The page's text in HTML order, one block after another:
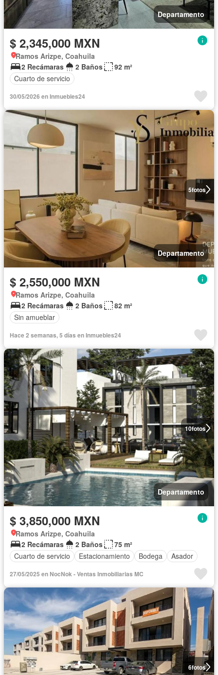
Departamento
$ 2,345,000 MXN
Ramos Arizpe, Coahuila
2 Recámaras
2 Baños
92 m²
Cuarto de servicio
30/05/2026 en Inmuebles24
5fotos
Departamento
$ 2,550,000 MXN
Ramos Arizpe, Coahuila
2 Recámaras
2 Baños
82 m²
Sin amueblar
Hace 2 semanas, 5 días en Inmuebles24
10fotos
Departamento
$ 3,850,000 MXN
Ramos Arizpe, Coahuila
2 Recámaras
2 Baños
75 m²
Cuarto de servicio
Estacionamiento Bodega Asador
27/05/2025 en NocNok - Ventas Inmobiliarias MC
6fotos